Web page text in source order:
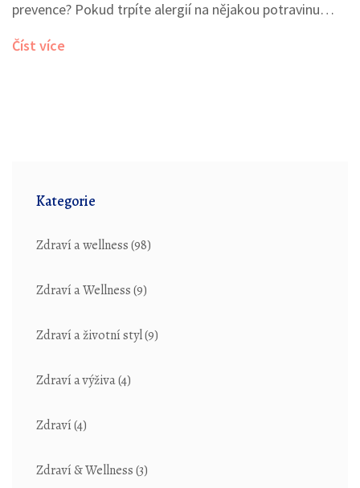
prevence? Pokud trpíte alergií na nějakou potravinu
tento příspěvek je právě pro vás. Přidejte se na naši
Číst více
Kategorie
Zdraví a wellness(98)
Zdraví a Wellness(9)
Zdraví a životní styl(9)
Zdraví a výživa(4)
Zdraví(4)
Zdraví & Wellness(3)